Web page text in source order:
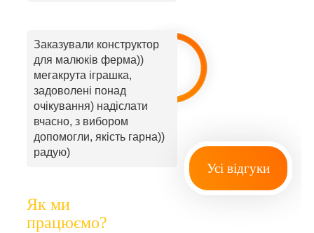
Заказували конструктор
для малюків ферма))
мегакрута іграшка,
задоволені понад
очікування) надіслати
вчасно, з вибором
допомогли, якість гарна))
радую)
Усі відгуки
Як ми
працюємо?